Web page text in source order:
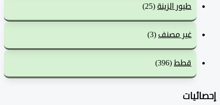
طيور الزينة (25)
غير مصنف(3)
قطط (396)